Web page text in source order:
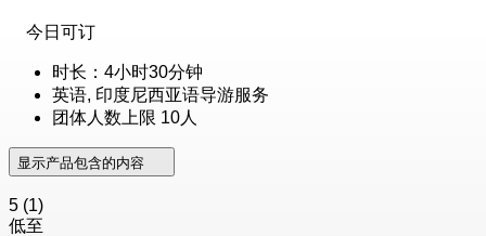
今日可订
时长：4小时30分钟
英语, 印度尼西亚语导游服务
团体人数上限 10人
显示产品包含的内容
5 (1)
低至